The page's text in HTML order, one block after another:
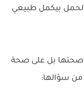
بيكمل طبيعي
صحتها بل على صحة
من سؤالها: